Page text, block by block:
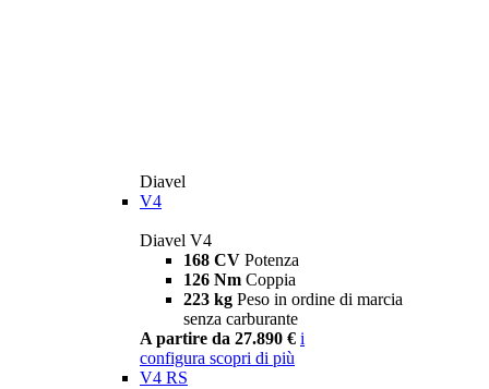
Diavel
V4
Diavel V4
168 CV Potenza
126 Nm Coppia
223 kg Peso in ordine di marcia
senza carburante
A partire da 27.890 € i
configura scopri di più
V4 RS